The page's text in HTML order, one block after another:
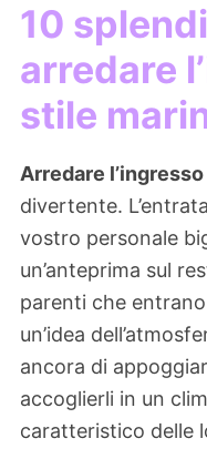
10
arredare
stile
Arredare
divertente.
vostro personale
un’anteprima sul
parenti che
un’idea
ancora di
accoglierli in un
caratteristico delle